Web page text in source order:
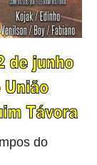
do